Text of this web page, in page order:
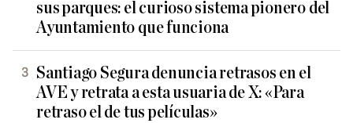
sus parques: el curioso sistema pionero del
Ayuntamiento que funciona
Santiago Segura denuncia retrasos en el
AVE y retrata a esta usuaria de X: «Para
retraso el de tus películas»